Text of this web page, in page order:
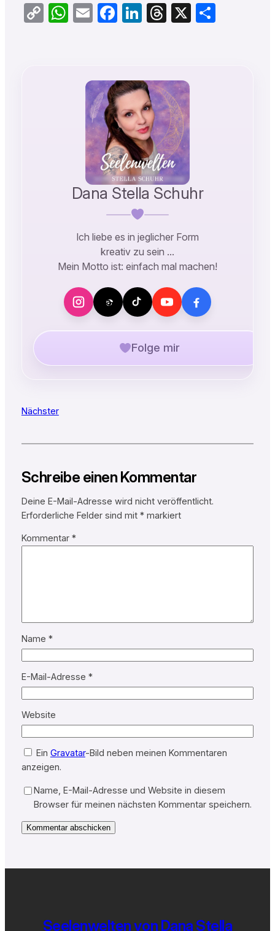
CopyWhatsApp
EmailFacebook
LinkedIn
Threads
X Teilen
Dana Stella Schuhr
Ich liebe es in jeglicher Form
kreativ zu sein …
Mein Motto ist: einfach mal machen!
Folge mir
Nächster
Schreibe einen Kommentar
Deine E-Mail-Adresse wird nicht veröffentlicht.
Erforderliche Felder sind mit *markiert
Kommentar *
Name *
E-Mail-Adresse *
Website
Ein Gravatar-Bild neben meinen Kommentaren
anzeigen.
Name, E-Mail-Adresse und Website in diesem
Browser für meinen nächsten Kommentar speichern.
Seelenwelten von Dana Stella